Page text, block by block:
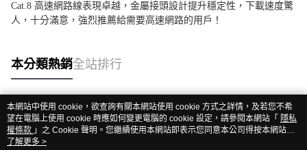
Cat.8 高速網路線表現卓越，金屬接頭設計提升穩定性，下載速度驚
人，十分滿意，強烈推薦給需要高速網路的用戶！
本分類熱銷全站排行
熱門標籤
本網站中使用 cookie，欲查詢有關本網站使用 cookie 方式之詳情，及若您不希
望在電腦上使用 cookie 時應如何變更電腦的 cookie 設定，請參閱本網站「 隱私
權條款 」之 Cookie 聲明。您繼續使用本網站即表示您同意本公司得按本網站使
用條款之 Cookie 聲明使用 cookie。
了解更多 >